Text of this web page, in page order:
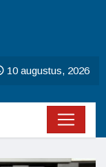
10 augustus, 2026